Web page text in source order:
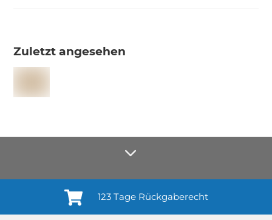
Zuletzt angesehen
Anmelden¹
123 Tage Rückgaberecht